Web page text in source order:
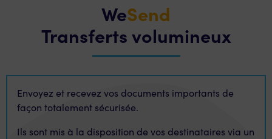
WeSend
Transferts volumineux
Envoyez et recevez vos documents importants de
façon totalement sécurisée.
Ils sont mis à la disposition de vos destinataires via un